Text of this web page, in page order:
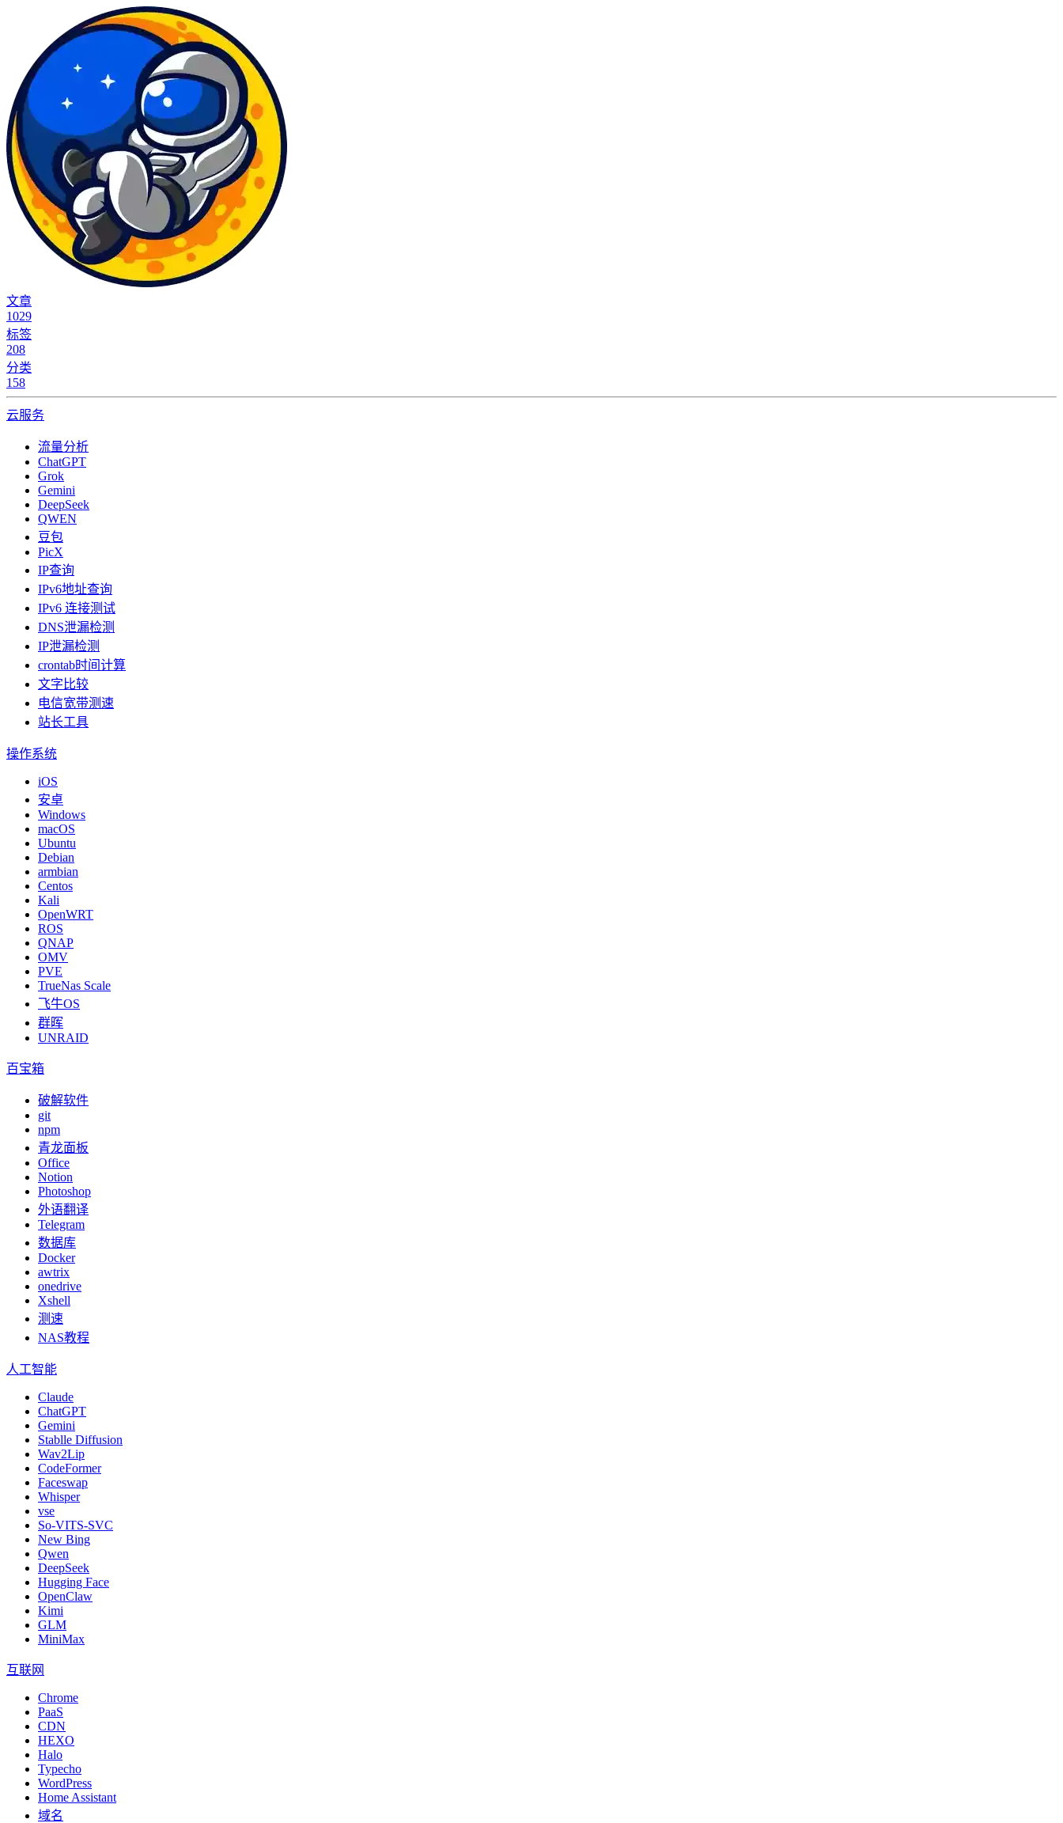
文章
1029
标签
208
分类
158
云服务
流量分析
ChatGPT
Grok
Gemini
DeepSeek
QWEN
豆包
PicX
IP查询
IPv6地址查询
IPv6 连接测试
DNS泄漏检测
IP泄漏检测
crontab时间计算
文字比较
电信宽带测速
站长工具
操作系统
iOS
安卓
Windows
macOS
Ubuntu
Debian
armbian
Centos
Kali
OpenWRT
ROS
QNAP
OMV
PVE
TrueNas Scale
飞牛OS
群晖
UNRAID
百宝箱
破解软件
git
npm
青龙面板
Office
Notion
Photoshop
外语翻译
Telegram
数据库
Docker
awtrix
onedrive
Xshell
测速
NAS教程
人工智能
Claude
ChatGPT
Gemini
Stablle Diffusion
Wav2Lip
CodeFormer
Faceswap
Whisper
vse
So-VITS-SVC
New Bing
Qwen
DeepSeek
Hugging Face
OpenClaw
Kimi
GLM
MiniMax
互联网
Chrome
PaaS
CDN
HEXO
Halo
Typecho
WordPress
Home Assistant
域名